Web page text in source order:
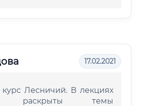
17.02.2021
Лесничий. В лекциях
раскрыты темы